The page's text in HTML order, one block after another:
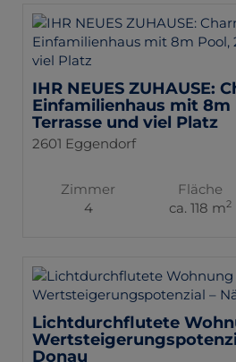
IHR NEUES ZUHAUSE:
Einfamilienhaus mit 8m
Terrasse und viel Platz
2601 Eggendorf
Zimmer
4
Fläche
ca. 118 m2
Lichtdurchflutete
Donau